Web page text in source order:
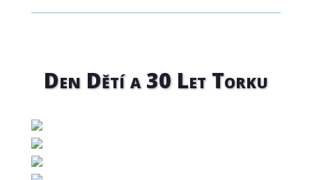
Den Dětí a 30 Let Torku